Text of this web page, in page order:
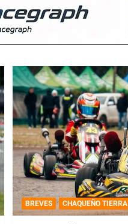
BREVES CHAQUEÑO TIERRA